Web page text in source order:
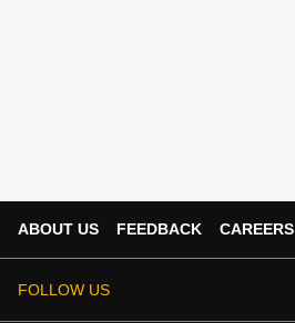
ABOUT US FEEDBACK CAREERS
FOLLOW US